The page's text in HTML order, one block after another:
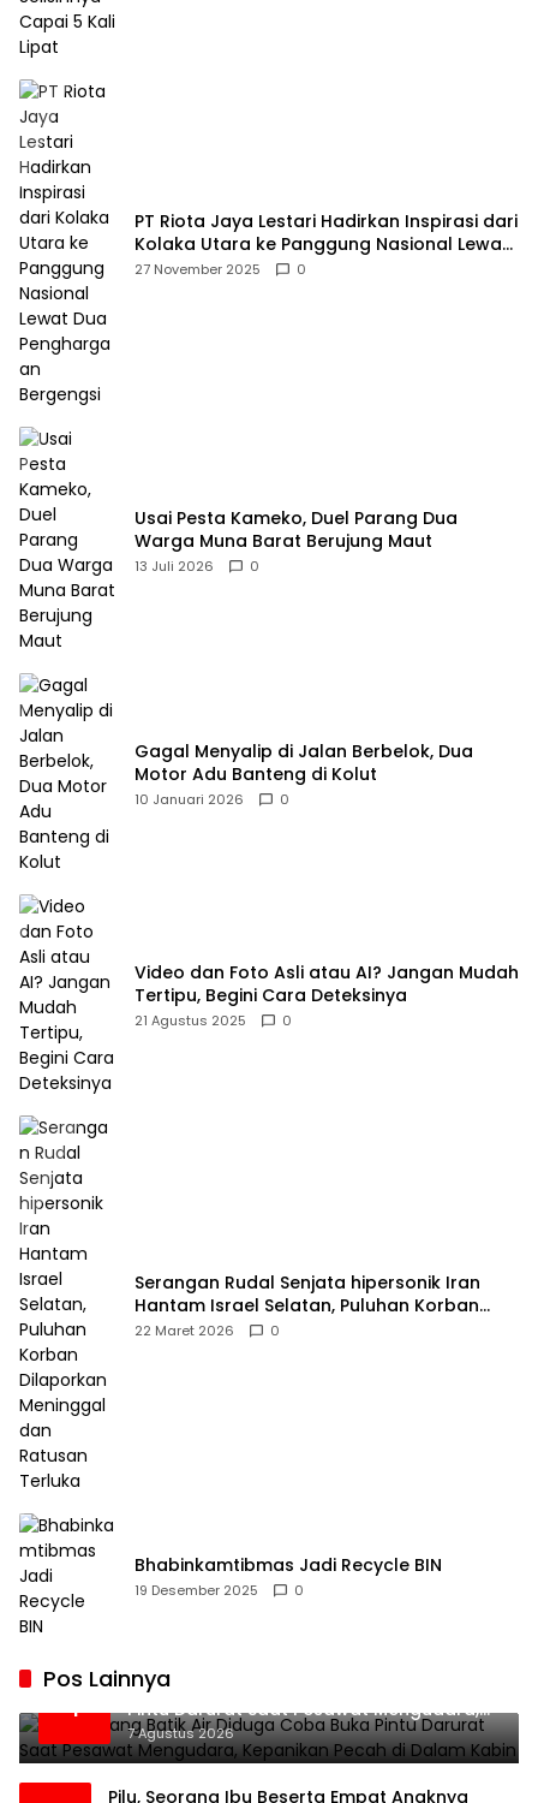
PT Riota Jaya Lestari Hadirkan Inspirasi dari
Kolaka Utara ke Panggung Nasional Lewat
Dua Penghargaan Bergengsi
27 November 2025 0
Usai Pesta Kameko, Duel Parang Dua
Warga Muna Barat Berujung Maut
13 Juli 2026 0
Gagal Menyalip di Jalan Berbelok, Dua
Motor Adu Banteng di Kolut
10 Januari 2026 0
Video dan Foto Asli atau AI? Jangan Mudah
Tertipu, Begini Cara Deteksinya
21 Agustus 2025 0
Serangan Rudal Senjata hipersonik Iran
Hantam Israel Selatan, Puluhan Korban
Dilaporkan Meninggal dan Ratusan Terluka
22 Maret 2026 0
Bhabinkamtibmas Jadi Recycle BIN
19 Desember 2025 0
Pos Lainnya
1
Penumpang Batik Air Diduga Coba Buka
Pintu Darurat Saat Pesawat Mengudara,
Kepanikan Pecah di Dalam Kabin
7 Agustus 2026
Pilu, Seorang Ibu Beserta Empat Anaknya